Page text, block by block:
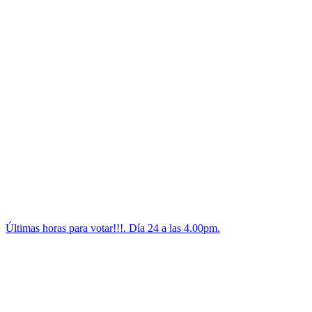
Últimas horas para votar!!!. Día 24 a las 4.00pm.